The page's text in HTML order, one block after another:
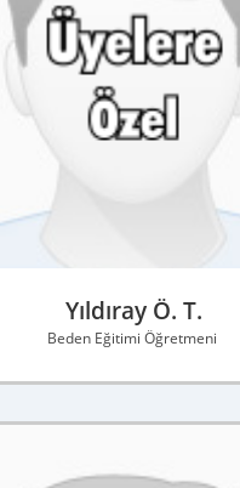
Yıldıray Ö. T.
Beden Eğitimi Öğretmeni